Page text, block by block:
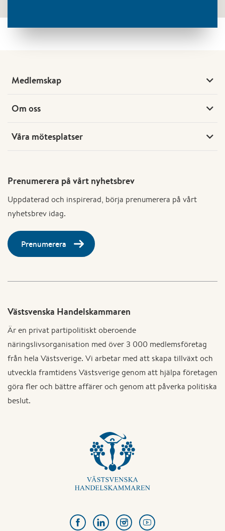
Medlemskap
Om oss
Våra mötesplatser
Prenumerera på vårt nyhetsbrev
Uppdaterad och inspirerad, börja prenumerera på vårt
nyhetsbrev idag.
Prenumerera
Västsvenska Handelskammaren
Är en privat partipolitiskt oberoende
näringslivsorganisation med över 3 000 medlemsföretag
från hela Västsverige. Vi arbetar med att skapa tillväxt och
utveckla framtidens Västsverige genom att hjälpa företagen
göra fler och bättre affärer och genom att påverka politiska
beslut.